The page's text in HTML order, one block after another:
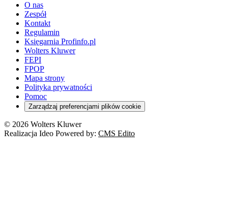
O nas
Zespół
Kontakt
Regulamin
Księgarnia Profinfo.pl
Wolters Kluwer
FEPI
FPOP
Mapa strony
Polityka prywatności
Pomoc
Zarządzaj preferencjami plików cookie
© 2026 Wolters Kluwer
Realizacja Ideo Powered by: CMS Edito